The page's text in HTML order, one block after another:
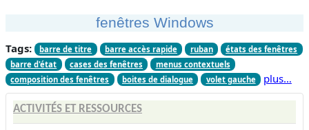
fenêtres Windows
Tags: barre de titre barre accès rapide ruban
états des fenêtres
barre d'état
cases des fenêtres
menus contextuels
composition des fenêtres
boites de dialogue volet gauche plus…
ACTIVITÉS ET RESSOURCES